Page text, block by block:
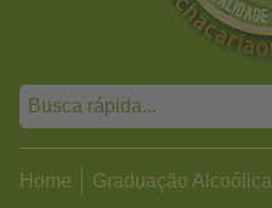
Home Graduação Alcoólica